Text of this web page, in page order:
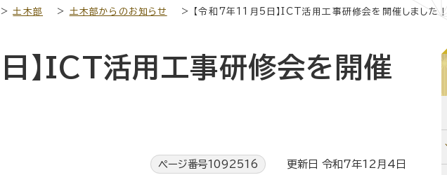
>土木部 > 土木部からのお知らせ > 【令和7年11月5日】ICT活用工事研修会を開催しました！
】ICT活用工事研修会を開催
ページ番号1092516 更新日 令和7年12月4日